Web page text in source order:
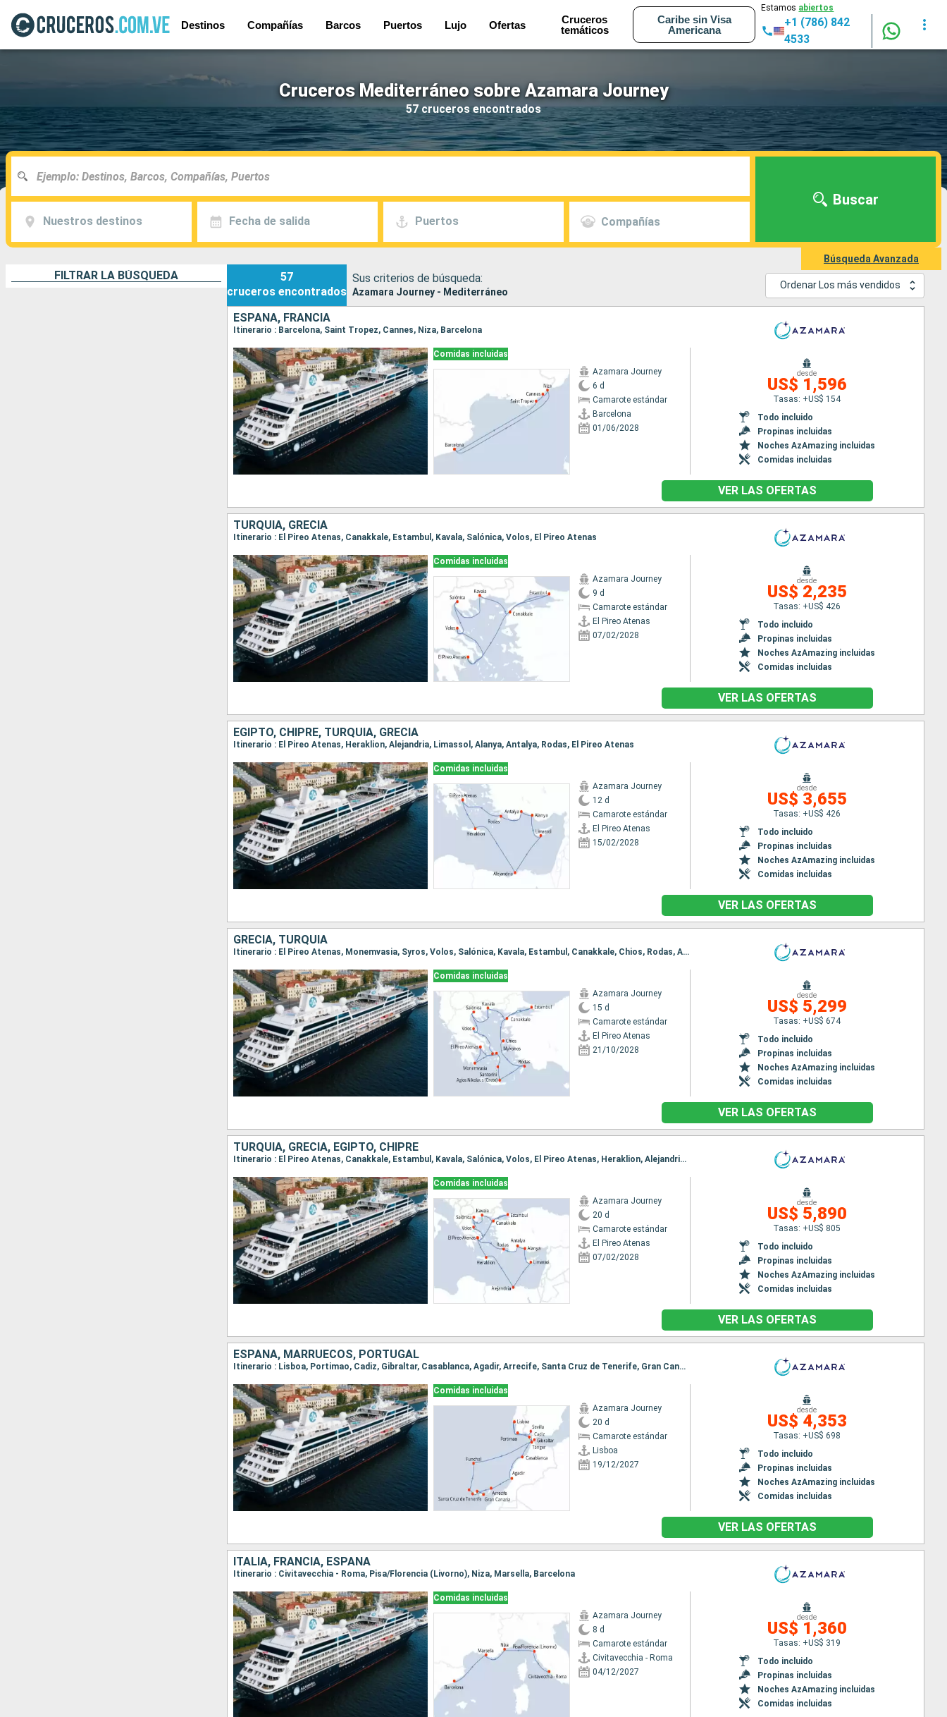
Destinos Compañías Barcos Puertos Lujo Ofertas
Cruceros
temáticos
Caribe sin Visa
Americana
Estamos abiertos
+1 (786) 842
4533
Cruceros Mediterráneo sobre Azamara Journey
57 cruceros encontrados
Nuestros destinos Fecha de salida Puertos Compañías
Buscar
Búsqueda Avanzada
FILTRAR LA BÚSQUEDA
57
cruceros encontrados
Sus criterios de búsqueda:
Azamara Journey - Mediterráneo
Ordenar Los más vendidos
ESPAÑA, FRANCIA
Itinerario : Barcelona, Saint Tropez, Cannes, Niza, Barcelona
Comidas incluidas
Azamara Journey
6 d
Camarote estándar
Barcelona
01/06/2028
desde
US$ 1,596
Tasas: +US$ 154
Todo incluido
Propinas incluidas
Noches AzAmazing incluidas
Comidas incluidas
VER LAS OFERTAS
TURQUÍA, GRECIA
Itinerario : El Pireo Atenas, Canakkale, Estambul, Kavala, Salónica, Volos, El Pireo Atenas
Comidas incluidas
Azamara Journey
9 d
Camarote estándar
El Pireo Atenas
07/02/2028
desde
US$ 2,235
Tasas: +US$ 426
Todo incluido
Propinas incluidas
Noches AzAmazing incluidas
Comidas incluidas
VER LAS OFERTAS
EGIPTO, CHIPRE, TURQUÍA, GRECIA
Itinerario : El Pireo Atenas, Heraklion, Alejandria, Limassol, Alanya, Antalya, Rodas, El Pireo Atenas
Comidas incluidas
Azamara Journey
12 d
Camarote estándar
El Pireo Atenas
15/02/2028
desde
US$ 3,655
Tasas: +US$ 426
Todo incluido
Propinas incluidas
Noches AzAmazing incluidas
Comidas incluidas
VER LAS OFERTAS
GRECIA, TURQUÍA
Itinerario : El Pireo Atenas, Monemvasia, Syros, Volos, Salónica, Kavala, Estambul, Canakkale, Chios, Rodas, Agios Nikolaus (Crete), Santoríni, Mykonos, El Pireo Atenas
Comidas incluidas
Azamara Journey
15 d
Camarote estándar
El Pireo Atenas
21/10/2028
desde
US$ 5,299
Tasas: +US$ 674
Todo incluido
Propinas incluidas
Noches AzAmazing incluidas
Comidas incluidas
VER LAS OFERTAS
TURQUÍA, GRECIA, EGIPTO, CHIPRE
Itinerario : El Pireo Atenas, Canakkale, Estambul, Kavala, Salónica, Volos, El Pireo Atenas, Heraklion, Alejandria, Limassol, Alanya, Antalya, Rodas, El Pireo Atenas
Comidas incluidas
Azamara Journey
20 d
Camarote estándar
El Pireo Atenas
07/02/2028
desde
US$ 5,890
Tasas: +US$ 805
Todo incluido
Propinas incluidas
Noches AzAmazing incluidas
Comidas incluidas
VER LAS OFERTAS
ESPAÑA, MARRUECOS, PORTUGAL
Itinerario : Lisboa, Portimao, Cadiz, Gibraltar, Casablanca, Agadir, Arrecife, Santa Cruz de Tenerife, Gran Canarias, San Sebastian de la gomera, Santa Cruz de la Palma, Funchal, Tánger, Sevilla, Lisboa
Comidas incluidas
Azamara Journey
20 d
Camarote estándar
Lisboa
19/12/2027
desde
US$ 4,353
Tasas: +US$ 698
Todo incluido
Propinas incluidas
Noches AzAmazing incluidas
Comidas incluidas
VER LAS OFERTAS
ITALIA, FRANCIA, ESPAÑA
Itinerario : Civitavecchia - Roma, Pisa/Florencia (Livorno), Niza, Marsella, Barcelona
Comidas incluidas
Azamara Journey
8 d
Camarote estándar
Civitavecchia - Roma
04/12/2027
desde
US$ 1,360
Tasas: +US$ 319
Todo incluido
Propinas incluidas
Noches AzAmazing incluidas
Comidas incluidas